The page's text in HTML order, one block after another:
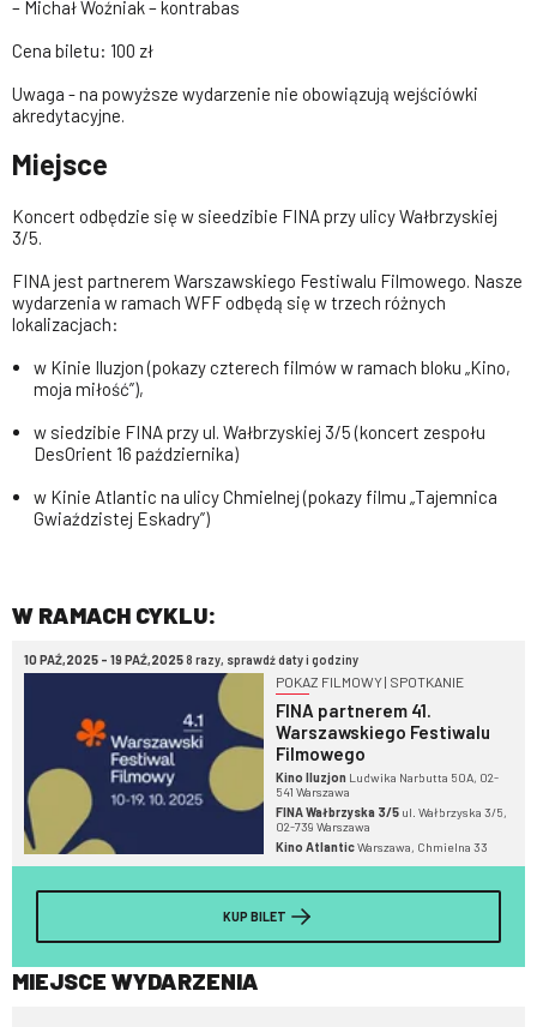
– Michał Woźniak – kontrabas
Cena biletu: 100 zł
Uwaga - na powyższe wydarzenie nie obowiązują wejściówki
akredytacyjne.
Miejsce
Koncert odbędzie się w sieedzibie FINA przy ulicy Wałbrzyskiej
3/5.
FINA jest partnerem Warszawskiego Festiwalu Filmowego. Nasze
wydarzenia w ramach WFF odbędą się w trzech różnych
lokalizacjach:
w Kinie Iluzjon (pokazy czterech filmów w ramach bloku „Kino,
moja miłość”),
w siedzibie FINA przy ul. Wałbrzyskiej 3/5 (koncert zespołu
DesOrient 16 października)
w Kinie Atlantic na ulicy Chmielnej (pokazy filmu „Tajemnica
Gwiaździstej Eskadry”)
W RAMACH CYKLU:
10 PAŹ,2025 - 19 PAŹ,20258 razy, sprawdź daty i godziny
POKAZ FILMOWY | SPOTKANIE
FINA partnerem 41.
Warszawskiego Festiwalu
Filmowego
Kino Iluzjon Ludwika Narbutta 50A, 02-
541 Warszawa
FINA Wałbrzyska 3/5 ul. Wałbrzyska 3/5,
02-739 Warszawa
Kino AtlanticWarszawa, Chmielna 33
KUP BILET
MIEJSCE WYDARZENIA